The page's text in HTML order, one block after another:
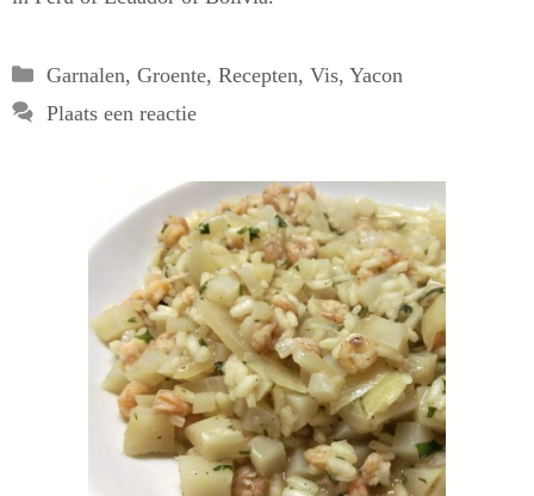
Categorieën
Garnalen, Groente, Recepten, Vis, Yacon
Plaats een reactie